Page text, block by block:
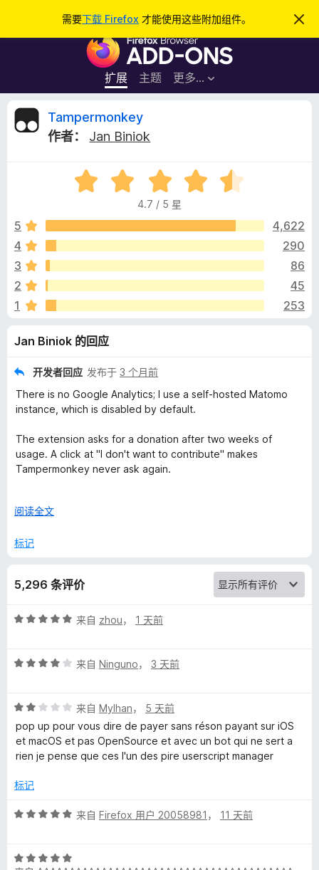
需要下载 Firefox 才能使用这些附加组件。
忽
此
F
r
e
览
器
附
加
件
扩展 主题 更多…
登录
T
p
e
r
m
o
n
k
e
y
价
Tampermonkey
作者：
Jan Biniok
评
分
.
/
4.7 / 5 星
5
4,622
4
290
3
86
2
45
1
253
Jan Biniok 的回应
开发者回应 发布于 3 个月前
There is no Google Analytics; I use a self‑hosted Matomo
instance, which is disabled by default.
The extension asks for a donation after two weeks of
usage. A click at "I don't want to contribute" makes
Tampermonkey never ask again.
https://github.com/Tampermonkey/tampermonkey/issues
展
以
阅读全文
标记
5,296 条评价
评
/
来自 zhou， 1 天前
评
/
5
来自 Ninguno， 3 天前
评
分
2
/
来自 Mylhan， 5 天前
pop up pour vous dire de payer sans réson payant sur iOS
et macOS et pas OpenSource et avec un bot qui ne sert a
rien je pense que ces l'un des pire userscript manager
标记
评
/
来自 Firefox 用户 20058981 ， 11 天前
评